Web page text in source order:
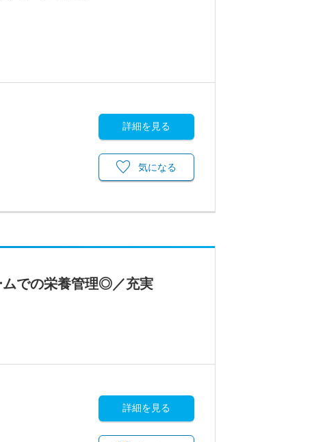
詳細を見る
気になる
ムでの栄養管理◎／充実
詳細を見る